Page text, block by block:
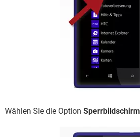
Wählen Sie die Option Sperrbildschirm